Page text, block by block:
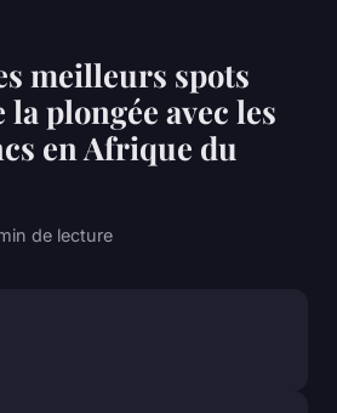
meilleurs spots
plongée avec les
en Afrique du
de lecture